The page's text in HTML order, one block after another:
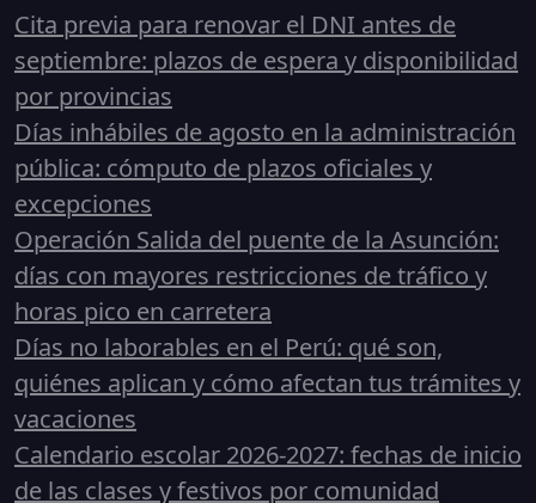
Cita previa para renovar el DNI antes de
septiembre: plazos de espera y disponibilidad
por provincias
Días inhábiles de agosto en la administración
pública: cómputo de plazos oficiales y
excepciones
Operación Salida del puente de la Asunción:
días con mayores restricciones de tráfico y
horas pico en carretera
Días no laborables en el Perú: qué son,
quiénes aplican y cómo afectan tus trámites y
vacaciones
Calendario escolar 2026-2027: fechas de inicio
de las clases y festivos por comunidad